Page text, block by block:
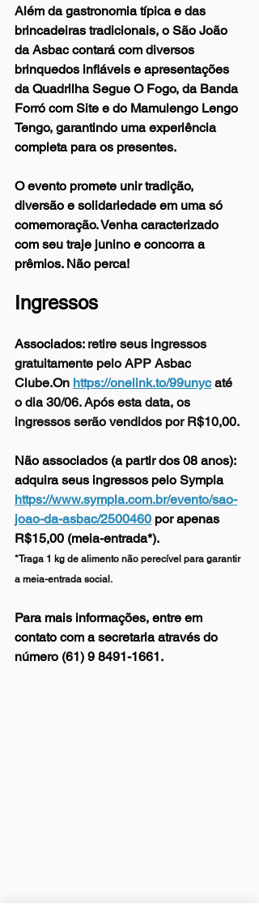
Além da gastronomia típica e das
brincadeiras tradicionais, o São João
da Asbac contará com diversos
brinquedos infláveis e apresentações
da Quadrilha Segue O Fogo, da Banda
Forró com Site e do Mamulengo Lengo
Tengo, garantindo uma experiência
completa para os presentes.
O evento promete unir tradição,
diversão e solidariedade em uma só
comemoração. Venha caracterizado
com seu traje junino e concorra a
prêmios. Não perca!
Ingressos
Associados: retire seus ingressos
gratuitamente pelo APP Asbac
Clube.On https://onelink.to/99unyc até
o dia 30/06. Após esta data, os
ingressos serão vendidos por R$10,00.
Não associados (a partir dos 08 anos):
adquira seus ingressos pelo Sympla
https://www.sympla.com.br/evento/sao-
joao-da-asbac/2500460 por apenas
R$15,00 (meia-entrada*).
*Traga 1 kg de alimento não perecível para garantir
a meia-entrada social.
Para mais informações, entre em
contato com a secretaria através do
número (61) 9 8491-1661.